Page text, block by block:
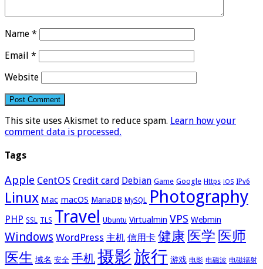
Name *
Email *
Website
This site uses Akismet to reduce spam. Learn how your
comment data is processed.
Tags
Apple CentOS Credit card Debian Game Google Https iOS IPv6
Linux Mac macOS MariaDB MySQL Photography
PHP SSL TLS Travel Ubuntu Virtualmin VPS Webmin
Windows WordPress 主机 信用卡 健康 医学 医师
医生 域名 安全 手机摄影旅行 游戏 电影 电磁波 电磁辐射